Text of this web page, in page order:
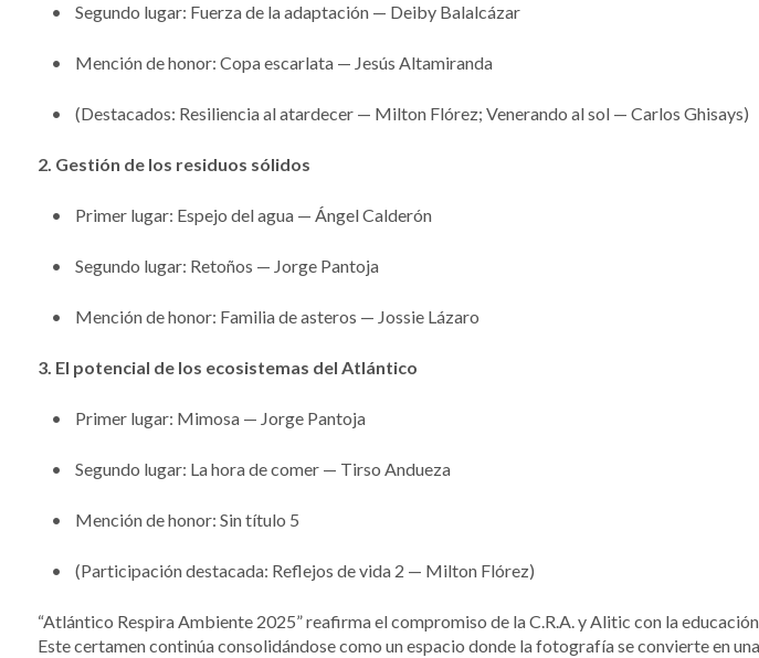
• Segundo lugar: Fuerza de la adaptación — Deiby Balalcázar
• Mención de honor: Copa escarlata — Jesús Altamiranda
• (Destacados: Resiliencia al atardecer — Milton Flórez; Venerando al sol — Carlos Ghisays)
2. Gestión de los residuos sólidos
• Primer lugar: Espejo del agua — Ángel Calderón
• Segundo lugar: Retoños — Jorge Pantoja
• Mención de honor: Familia de asteros — Jossie Lázaro
3. El potencial de los ecosistemas del Atlántico
• Primer lugar: Mimosa — Jorge Pantoja
• Segundo lugar: La hora de comer — Tirso Andueza
• Mención de honor: Sin título 5
• (Participación destacada: Reflejos de vida 2 — Milton Flórez)
“Atlántico Respira Ambiente 2025” reafirma el compromiso de la C.R.A. y Alitic con la
Este certamen continúa consolidándose como un espacio donde la fotografía se convierte en